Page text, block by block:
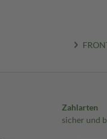
Zahlarten
sicher und